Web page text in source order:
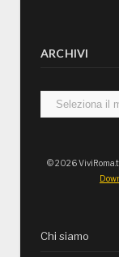
ARCHIVI
Archivi
© 2026
Chi siamo